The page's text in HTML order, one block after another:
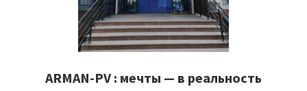
ARMAN-PV : мечты — в реальность